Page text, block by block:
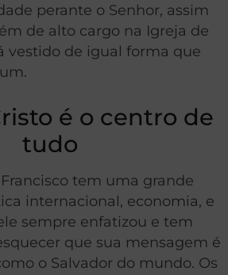
perante o Senhor, assim
de alto cargo na Igreja de
vestido de igual forma que
é o centro de
tudo
tem uma grande
internacional, economia, e
sempre enfatizou e tem
que sua mensagem é
o Salvador do mundo. Os